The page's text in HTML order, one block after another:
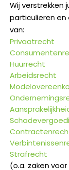
Wij verstrekken
particulieren
van:
Privaatrecht
Huurrecht
Arbeidsrecht
Strafrecht
(o.a. zaken